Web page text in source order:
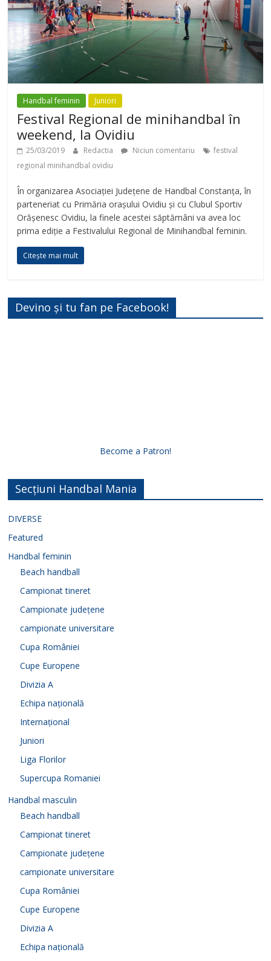
Handbal feminin Juniori
Festival Regional de minihandbal în
weekend, la Ovidiu
25/03/2019 Redactia Niciun comentariu
festival
regional minihandbal ovidiu
În organizarea Asociației Județene de Handbal Constanța, în
parteneriat cu Primăria orașului Ovidiu și cu Clubul Sportiv
Orășenesc Ovidiu, la finele acestei săptămâni va avea loc
prima ediție a Festivalului Regional de Minihandbal feminin.
Citește mai mult
Devino și tu fan pe Facebook!
Become a Patron!
Secțiuni Handbal Mania
DIVERSE
Featured
Handbal feminin
Beach handball
Campionat tineret
Campionate județene
campionate universitare
Cupa României
Cupe Europene
Divizia A
Echipa națională
Internațional
Juniori
Liga Florilor
Supercupa Romaniei
Handbal masculin
Beach handball
Campionat tineret
Campionate județene
campionate universitare
Cupa României
Cupe Europene
Divizia A
Echipa națională